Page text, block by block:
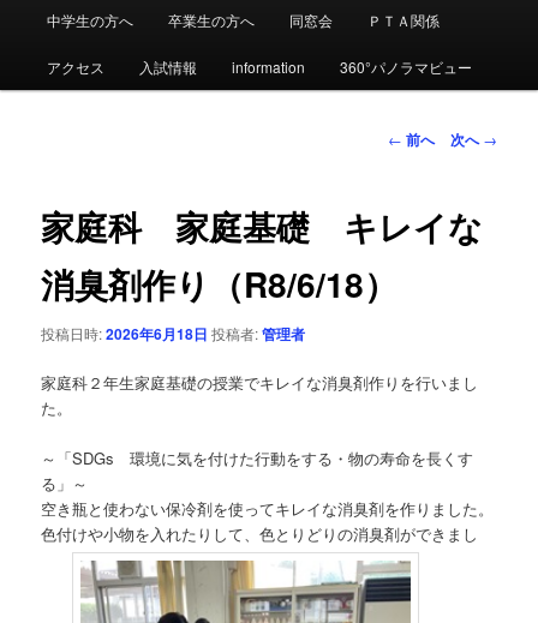
ン
ン
ツ
へ
移
中学生の方へ 卒業生の方へ 同窓会 ＰＴＡ関係
アクセス 入試情報 information 360°パノラマビュー
投
ビ
ゲ
← 前へ 次へ→
家庭科 家庭基礎 キレイな
消臭剤作り（R8/6/18）
投稿日時:2026年6月18日 投稿者:管理者
家庭科２年生家庭基礎の授業でキレイな消臭剤作りを行いまし
た。
～「SDGs 環境に気を付けた行動をする・物の寿命を長くす
る」～
空き瓶と使わない保冷剤を使ってキレイな消臭剤を作りました。
色付けや小物を入れたりして、色とりどりの消臭剤ができまし